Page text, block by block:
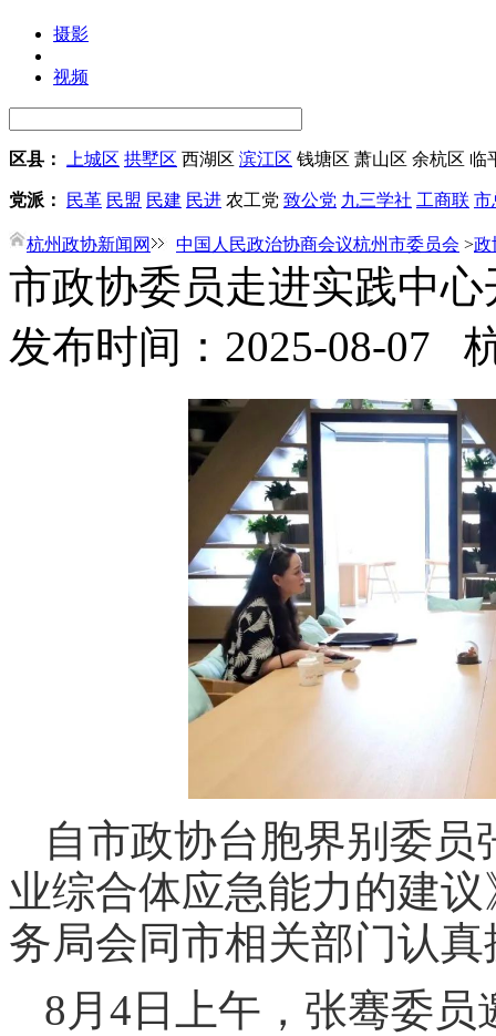
摄影
视频
区县： 上城区 拱墅区 西湖区 滨江区 钱塘区 萧山区 余杭区 临
党派： 民革 民盟 民建 民进 农工党 致公党 九三学社 工商联 市
杭州政协新闻网 中国人民政治协商会议杭州市委员会 >政
市政协委员走进实践中
发布时间：2025-08-07
自市政协台胞界别委
业综合体应急能力的建
务局会同市相关部门认
8月4日上午，张骞委